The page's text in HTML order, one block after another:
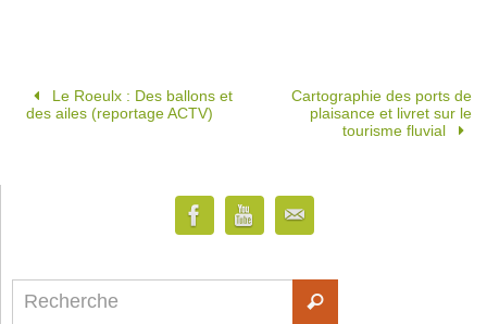
Le Roeulx : Des ballons et
des ailes (reportage ACTV)
Cartographie des ports de
plaisance et livret sur le
tourisme fluvial